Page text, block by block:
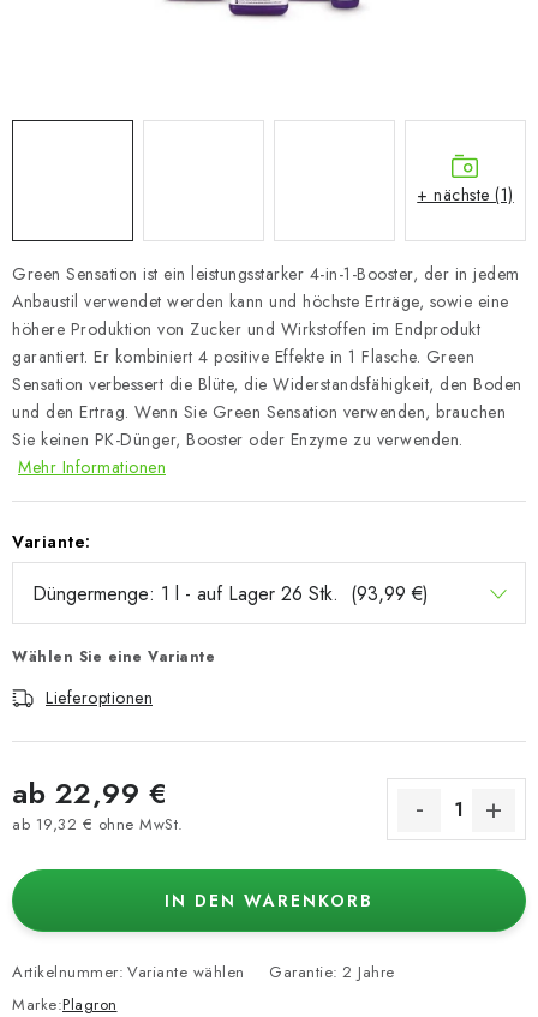
Green Sensation ist ein leistungsstarker 4-in-1-Booster, der in jedem
Anbaustil verwendet werden kann und höchste Erträge, sowie eine
höhere Produktion von Zucker und Wirkstoffen im Endprodukt
garantiert. Er kombiniert 4 positive Effekte in 1 Flasche. Green
Sensation verbessert die Blüte, die Widerstandsfähigkeit, den Boden
und den Ertrag. Wenn Sie Green Sensation verwenden, brauchen
Sie keinen PK-Dünger, Booster oder Enzyme zu verwenden.
Mehr Informationen
Variante:
Wählen Sie eine Variante
Lieferoptionen
ab 22,99 €
ab 19,32 € ohne MwSt.
IN DEN WARENKORB
Artikelnummer: Variante wählen
Marke:Plagron
Garantie: 2 Jahre
+ nächste (1)